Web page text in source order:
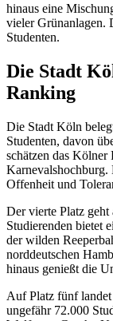
hinaus eine
vieler Grünanlagen.
Studenten.
Die Stadt
Ranking
Die Stadt Köln
Studenten, davon
schätzen das Kölner
Karnevalshochburg.
Offenheit und
Der vierte Platz
Studierenden bietet
der wilden
norddeutschen
hinaus genießt die
Auf Platz fünf
ungefähr 72.000